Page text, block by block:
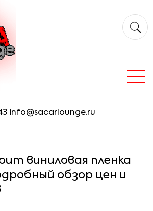
info@sacarlounge.ru
виниловая пленка
обзор цен и